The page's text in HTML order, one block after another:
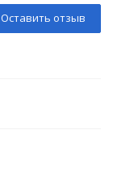
Оставить отзыв